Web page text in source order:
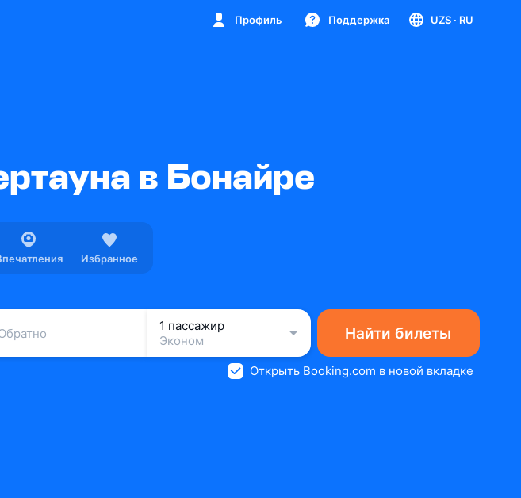
Профиль Поддержка UZS · RU
в Бонайре
Избранное
1 пассажир
Эконом
Найти билеты
Открыть Booking.com в новой вкладке